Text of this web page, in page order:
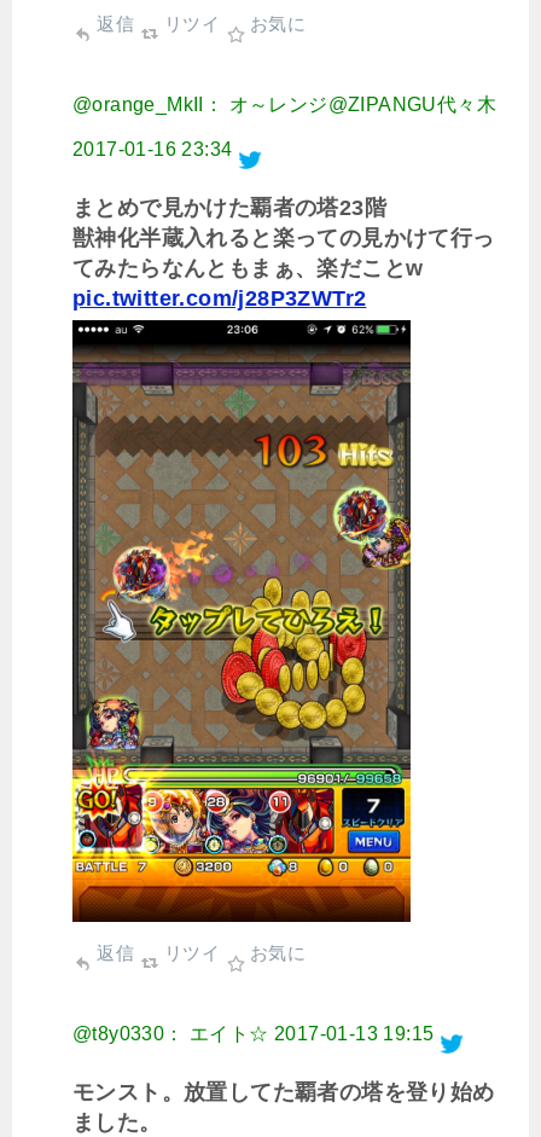
返信 リツイ お気に
@orange_MkII： オ～レンジ@ZIPANGU代々木
2017-01-16 23:34
まとめで見かけた覇者の塔23階
獣神化半蔵入れると楽っての見かけて行っ
てみたらなんともまぁ、楽だことw
pic.twitter.com/j28P3ZWTr2
返信 リツイ お気に
@t8y0330： エイト☆ 2017-01-13 19:15
モンスト。放置してた覇者の塔を登り始め
ました。